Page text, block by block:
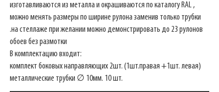
изготавливаются из металла и окрашиваются по каталогу RAL ,
можно менять размеры по ширине рулона заменив только трубки
.на стеллаже при желании можно демонстрировать до 23 рулонов
обоев без размотки
В комплектацию входит:
комплект боковых направляющих 2шт. (1шт.правая +1шт. левая)
металлические трубки ∅ 10мм. 10 шт.